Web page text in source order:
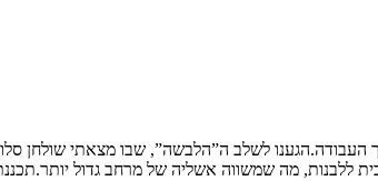
לשלב ה”הלבשה”, שבו מצאתי שולחן
ללבנות, מה שמשווה אשליה של מרחב גדול